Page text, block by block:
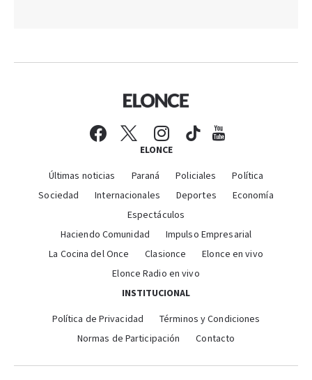
ELONCE
Últimas noticias Paraná Policiales
Política
Sociedad
Internacionales Deportes
Economía
Espectáculos
Haciendo Comunidad
Impulso Empresarial
La Cocina del Once
Clasionce
Elonce en vivo
Elonce Radio en vivo
INSTITUCIONAL
Política de Privacidad
Términos y Condiciones
Normas de Participación
Contacto